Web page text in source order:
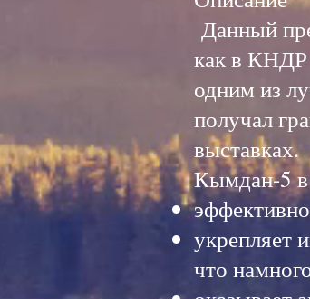
Данный
как в КНДР
одним из
получал
выставках.
Кымдан-5 в
укрепляет
что